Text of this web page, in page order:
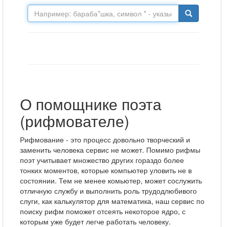
О помощнике поэта
(рифмователе)
Рифмование - это процесс довольно творческий и
заменить человека сервис не может. Помимо рифмы
поэт учитывает множество других гораздо более
тонких моментов, которые компьютер уловить не в
состоянии. Тем не менее комьютер, может сослужить
отличную службу и выполнить роль трудодлюбивого
слуги, как калькулятор для математика, наш сервис по
поиску рифм поможет отсеять некоторое ядро, с
которым уже будет легче работать человеку.